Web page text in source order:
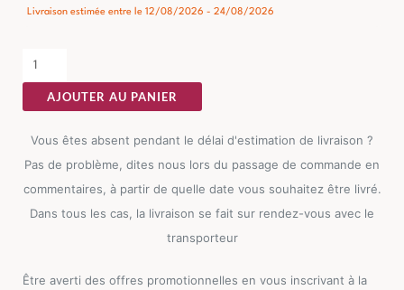
Livraison estimée entre le 12/08/2026 - 24/08/2026
Chevet
Push-
Pull
Ixia
AJOUTER AU PANIER
Vous êtes absent pendant le délai d'estimation de livraison ?
Pas de problème, dites nous lors du passage de commande en
commentaires, à partir de quelle date vous souhaitez être livré.
Dans tous les cas, la livraison se fait sur rendez-vous avec le
transporteur
Être averti des offres promotionnelles en vous inscrivant à la